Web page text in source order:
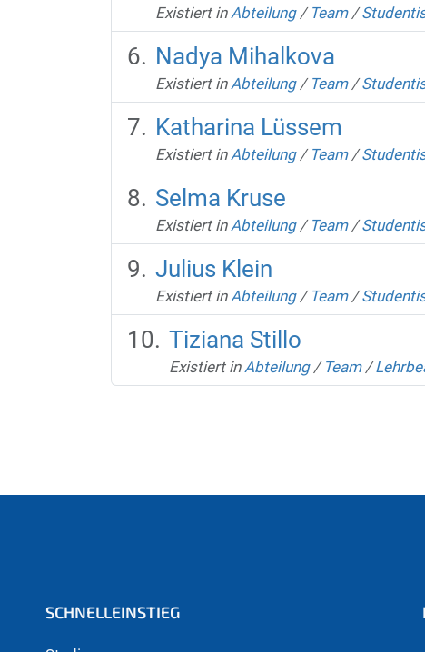
Existiert in Abteilung / Team /
Nadya Mihalkova
Existiert in Abteilung / Team /
Katharina Lüssem
Existiert in Abteilung / Team /
Selma Kruse
Existiert in Abteilung / Team /
Julius Klein
Existiert in Abteilung / Team /
Tiziana Stillo
Existiert in Abteilung / Team /
SCHNELLEINSTIEG